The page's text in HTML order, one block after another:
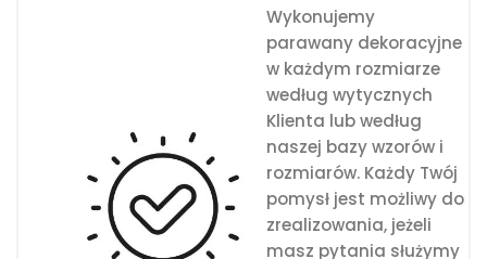
Wykonujemy
parawany dekoracyjne
w każdym rozmiarze
według wytycznych
Klienta lub według
naszej bazy wzorów i
rozmiarów. Każdy Twój
pomysł jest możliwy do
zrealizowania, jeżeli
masz pytania służymy